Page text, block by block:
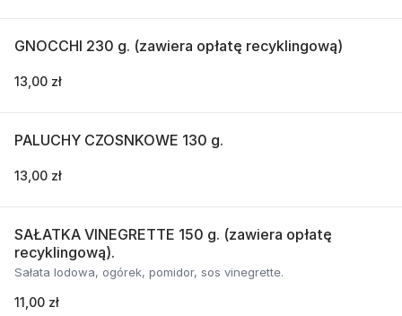
GNOCCHI 230 g. (zawiera opłatę recyklingową)
13,00 zł
PALUCHY CZOSNKOWE 130 g.
13,00 zł
SAŁATKA VINEGRETTE 150 g. (zawiera opłatę
recyklingową).
Sałata lodowa, ogórek, pomidor, sos vinegrette.
11,00 zł